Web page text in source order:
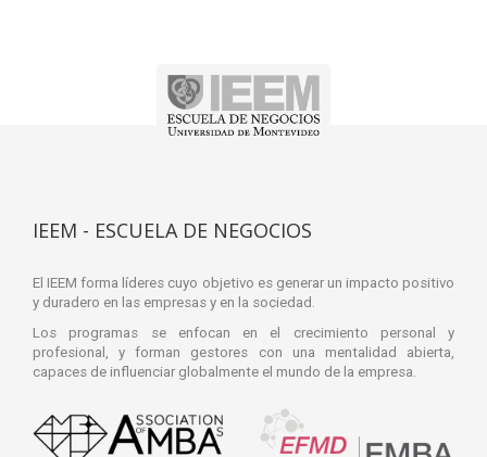
IEEM - ESCUELA DE NEGOCIOS
El IEEM forma líderes cuyo objetivo es generar un impacto positivo
y duradero en las empresas y en la sociedad.
Los programas se enfocan en el crecimiento personal y
profesional, y forman gestores con una mentalidad abierta,
capaces de influenciar globalmente el mundo de la empresa.